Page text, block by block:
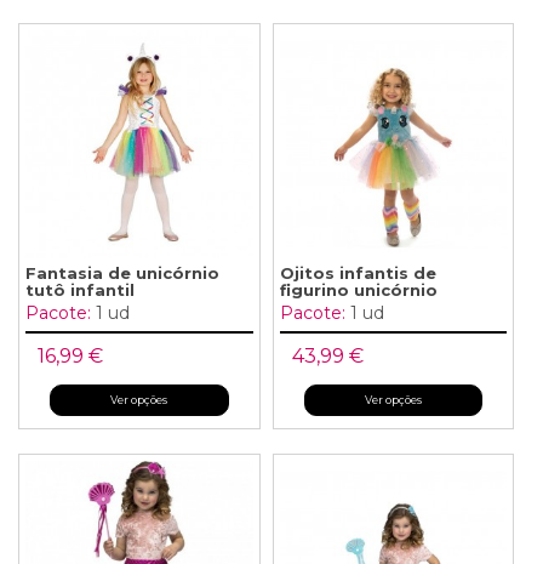
Fantasia de unicórnio
tutô infantil
Pacote: 1 ud
16,99 €
Ver opções
Ojitos infantis de
figurino unicórnio
Pacote: 1 ud
43,99 €
Ver opções